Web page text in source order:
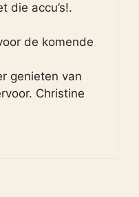
die accu’s!.
de komende
genieten van
Christine